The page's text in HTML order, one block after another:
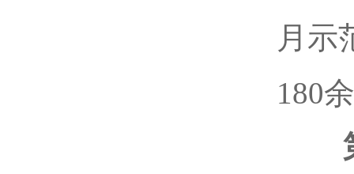
月示
180